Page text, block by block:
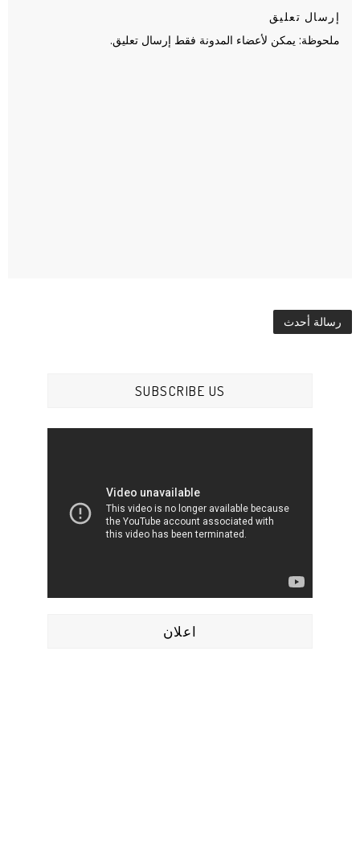
إرسال تعليق
ملحوظة: يمكن لأعضاء المدونة فقط إرسال تعليق.
رسالة أحدث
SUBSCRIBE US
اعلان